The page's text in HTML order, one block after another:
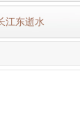
江东逝水